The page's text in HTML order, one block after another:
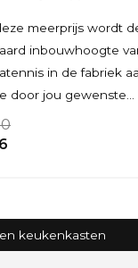
meerprijs wordt
inbouwhoogte
in de fabriek
door jou gewenste
van je
keukenkasten